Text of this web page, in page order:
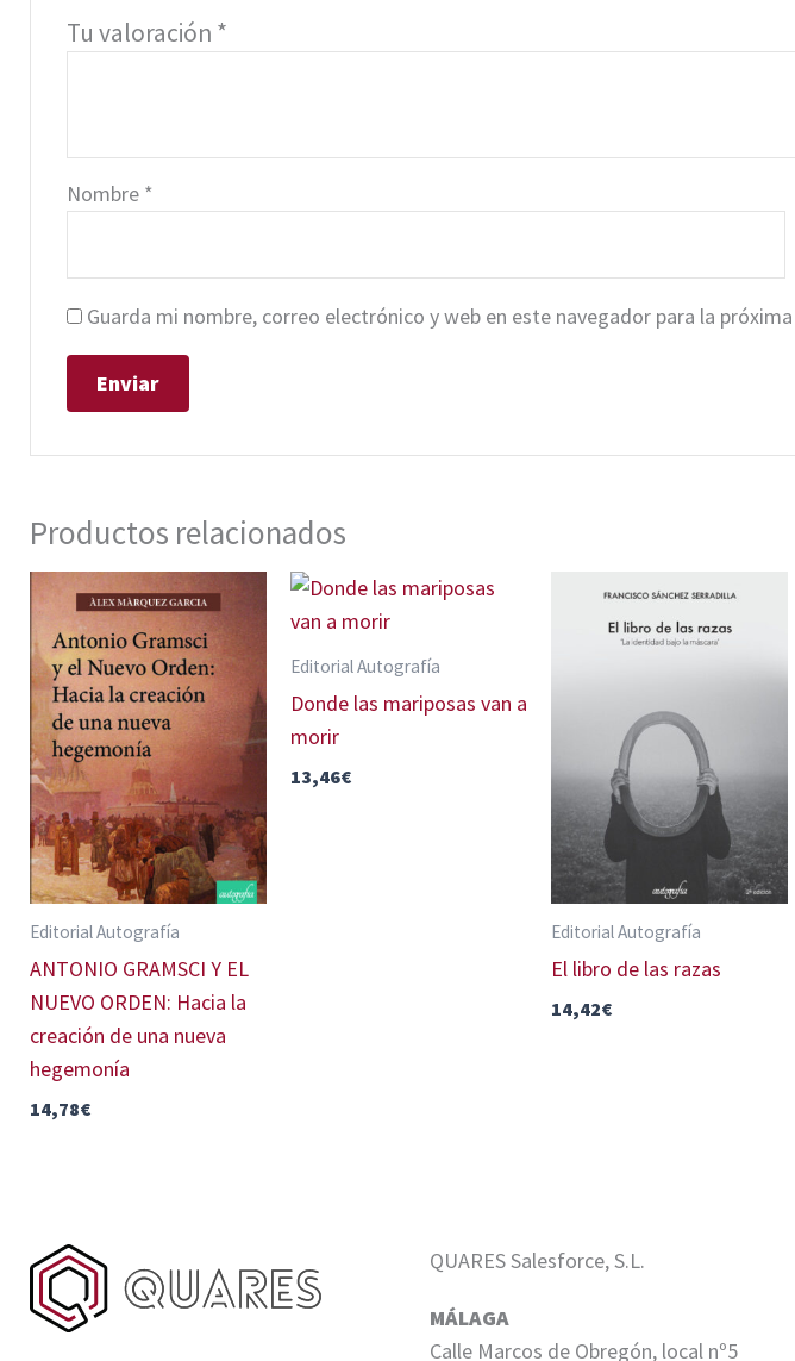
Tu valoración *
Nombre *
Guarda mi nombre, correo electrónico y web en este navegador para la
Productos relacionados
Editorial Autografía
ANTONIO GRAMSCI Y EL
NUEVO ORDEN: Hacia la
creación de una nueva
hegemonía
14,78€
Editorial Autografía
Donde las mariposas van a
morir
13,46€
Editorial Autografía
El libro de las razas
14,42€
QUARES Salesforce, S.L.
MÁLAGA
Calle Marcos de Obregón, local nº5